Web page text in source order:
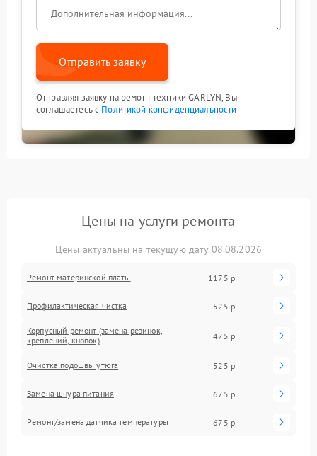
Отправить заявку
Отправляя заявку на ремонт техники GARLYN, Вы
соглашаетесь с Политикой конфиденциальности
Цены на услуги ремонта
Цены актуальны на текущую дату 08.08.2026
Ремонт материнской платы 1175 р
Профилактическая чистка 525 р
Корпусный ремонт (замена резинок,
креплений, кнопок)
475 р
Очистка подошвы утюга 525 р
Замена шнура питания 675 р
Ремонт/замена датчика температуры 675 р